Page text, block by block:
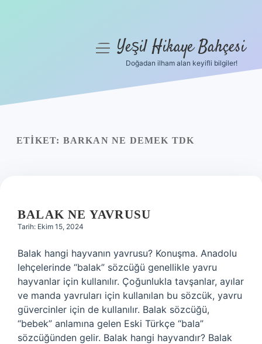
Yasal Uyarı
menüyüYeşil Hikaye Bahçesi
Doğadan ilham alan keyifli bilgiler!
ETIKET: BARKAN NE DEMEK TDK
BALAK NE YAVRUSU
Tarih: Ekim 15, 2024
Balak hangi hayvanın yavrusu? Konuşma. Anadolu
lehçelerinde “balak” sözcüğü genellikle yavru
hayvanlar için kullanılır. Çoğunlukla tavşanlar, ayılar
ve manda yavruları için kullanılan bu sözcük, yavru
güvercinler için de kullanılır. Balak sözcüğü,
“bebek” anlamına gelen Eski Türkçe “bala”
sözcüğünden gelir. Balak hangi hayvandır? Balak